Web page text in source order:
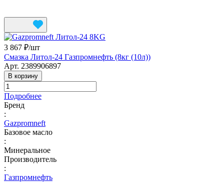
3 867 ₽/шт
Смазка Литол-24 Газпромнефть (8кг (10л))
Арт. 2389906897
В корзину
Подробнее
Бренд
:
Gazpromneft
Базовое масло
:
Минеральное
Производитель
:
Газпромнефть